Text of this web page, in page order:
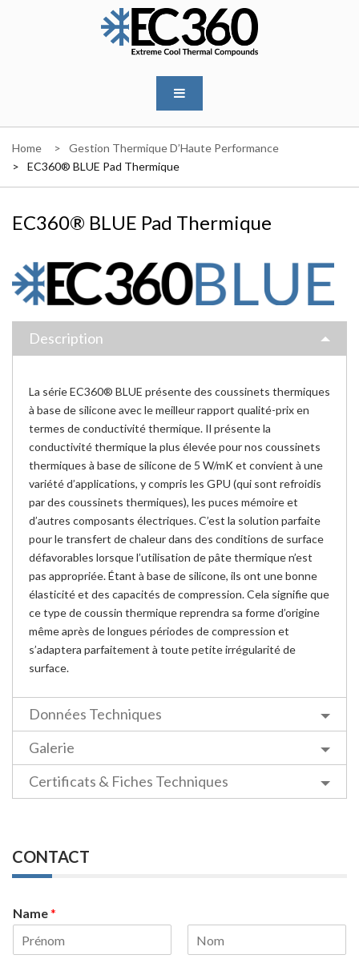
Home
Gestion Thermique D’Haute Performance
EC360® BLUE Pad Thermique
EC360® BLUE Pad Thermique
Description
La série EC360® BLUE présente des coussinets thermiques
à base de silicone avec le meilleur rapport qualité-prix en
termes de conductivité thermique. Il présente la
conductivité thermique la plus élevée pour nos coussinets
thermiques à base de silicone de 5 W/mK et convient à une
variété d’applications, y compris les GPU (qui sont refroidis
par des coussinets thermiques), les puces mémoire et
d’autres composants électriques. C’est la solution parfaite
pour le transfert de chaleur dans des conditions de surface
défavorables lorsque l’utilisation de pâte thermique n’est
pas appropriée. Étant à base de silicone, ils ont une bonne
élasticité et des capacités de compression. Cela signifie que
ce type de coussin thermique reprendra sa forme d’origine
même après de longues périodes de compression et
s’adaptera parfaitement à toute petite irrégularité de
surface.
Données Techniques
Galerie
Certificats & Fiches Techniques
CONTACT
Name*